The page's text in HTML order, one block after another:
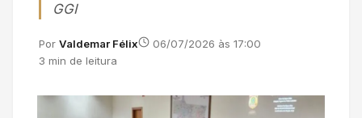
GGI
Por Valdemar Félix
06/07/2026 às 17:00
3 min de leitura